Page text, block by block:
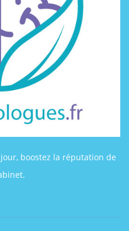
boostez la réputation de